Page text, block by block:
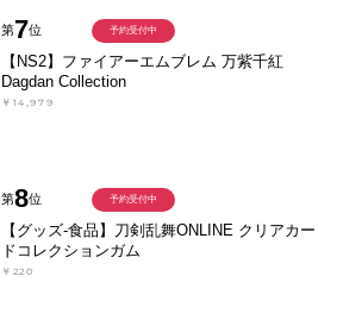
第7位
【NS2】ファイアーエムブレム 万紫千紅
Dagdan Collection
￥14,979
予約受付中
第8位
【グッズ-食品】刀剣乱舞ONLINE クリアカー
ドコレクションガム
￥220
予約受付中